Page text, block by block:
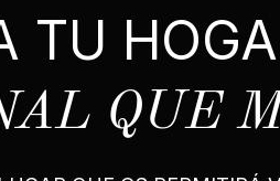
TU
QUE